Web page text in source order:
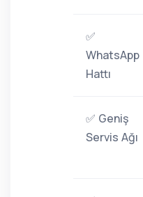
✅
WhatsApp
Hattı
✅ Geniş
Servis Ağı